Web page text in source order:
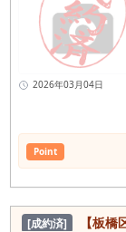
2026年03月04日
Point
[成約済] 【板橋区